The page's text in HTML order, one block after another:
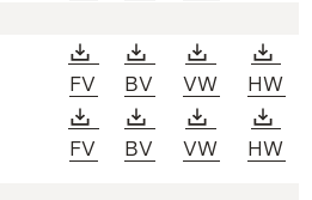
Download:
FV (Öffnet in neuem
Download:
BV (Öffnet in
Download:
VW(Öffnet in
HW
Download:
FV (Öffnet in neuem
Download:
BV (Öffnet in
Download:
VW(Öffnet in
HW